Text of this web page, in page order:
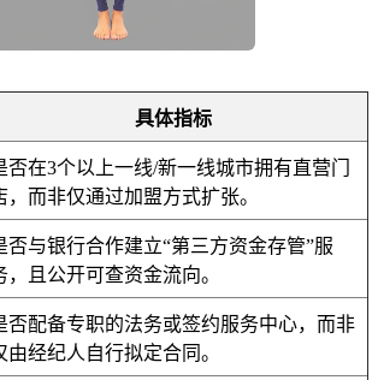
具体指标
否在3个以上一线/新一线城市拥有直营门
，而非仅通过加盟方式扩张。
否与银行合作建立“第三方资金存管”服
，且公开可查资金流向。
否配备专职的法务或签约服务中心，而非
由经纪人自行拟定合同。